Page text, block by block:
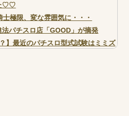
♡♡
士極限、変な雰囲気に・・・
パチスロ店「GOOD」が摘発
】最近のパチスロ型式試験はミミズ
評価はコイン持ちの悪い疑似ボ天